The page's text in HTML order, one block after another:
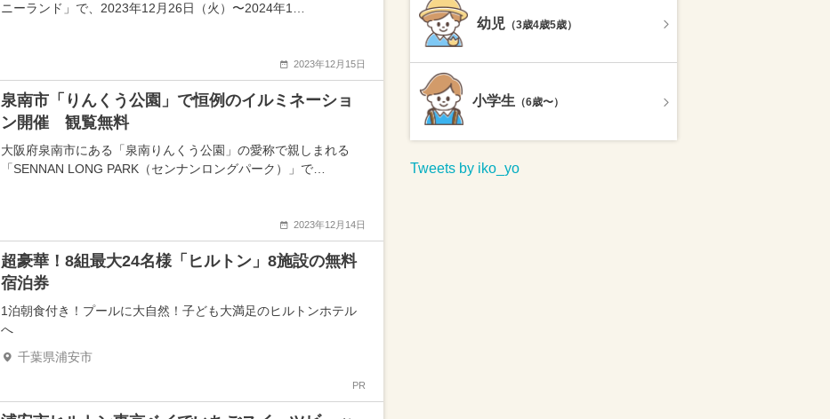
ニーランド」で、2023年12月26日（火）〜2024年1…
2023年12月15日
泉南市「りんくう公園」で恒例のイルミネーショ
ン開催 観覧無料
大阪府泉南市にある「泉南りんくう公園」の愛称で親しまれる
「SENNAN LONG PARK（センナンロングパーク）」で…
2023年12月14日
超豪華！8組最大24名様「ヒルトン」8施設の無料
宿泊券
1泊朝食付き！プールに大自然！子ども大満足のヒルトンホテル
へ
千葉県浦安市
PR
幼児 （3歳4歳5歳）
小学生 （6歳〜）
Tweets by iko_yo